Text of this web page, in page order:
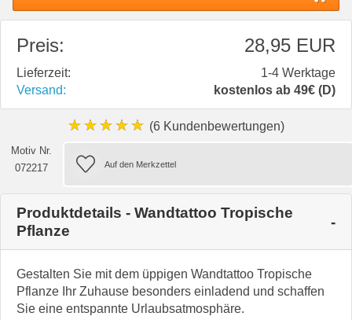
Preis: 28,95 EUR
Lieferzeit:
1-4 Werktage
Versand:
kostenlos ab 49€ (D)
★★★★★ (6 Kundenbewertungen)
Motiv Nr.
072217
Produktdetails - Wandtattoo Tropische
Pflanze
Gestalten Sie mit dem üppigen Wandtattoo Tropische
Pflanze Ihr Zuhause besonders einladend und schaffen
Sie eine entspannte Urlaubsatmosphäre.